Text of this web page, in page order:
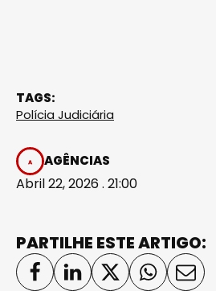
TAGS:
Polícia Judiciária
AGÊNCIAS
Abril 22, 2026 . 21:00
PARTILHE ESTE ARTIGO: